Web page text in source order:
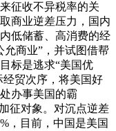
征收不异税率的关
商业逆差压力，国内
低储蓄、高消费的经
允商业”，并试图借帮
标是逃求“美国优
经贸次序，将美国好
办事美国的霸
征对象。对沉点逆差
，目前，中国是美国